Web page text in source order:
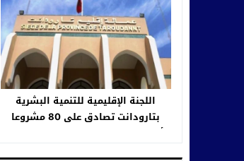
اللجنة الإقليمية للتنمية البشرية
بتارودانت تصادق على 80 مشروعا
بأزيد من 44 مليون درهم برسم 2023